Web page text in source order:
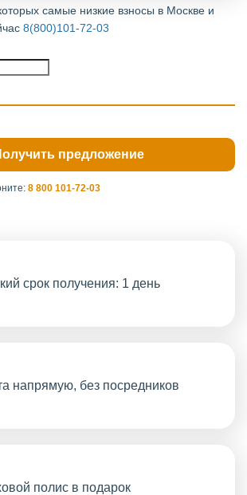
самые низкие взносы в Москве и
8(800)101-72-03
8 800 101-72-03
срок получения: 1 день
напрямую, без посредников
полис в подарок